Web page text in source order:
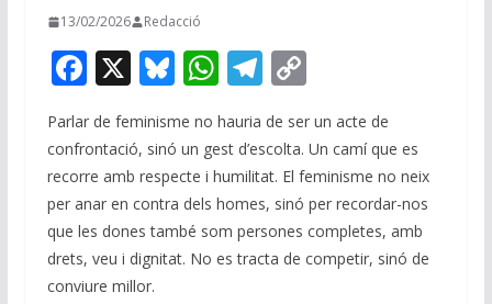
13/02/2026 Redacció
F
ac
e
b
o
o
k
X Bl
e
sk
y
W
h
at
s
A
p
p
T
el
e
gr
a
m
C
p
y
Li
n
k
Parlar de feminisme no hauria de ser un acte de
confrontació, sinó un gest d’escolta. Un camí que es
recorre amb respecte i humilitat. El feminisme no neix
per anar en contra dels homes, sinó per recordar-nos
que les dones també som persones completes, amb
drets, veu i dignitat. No es tracta de competir, sinó de
conviure millor.